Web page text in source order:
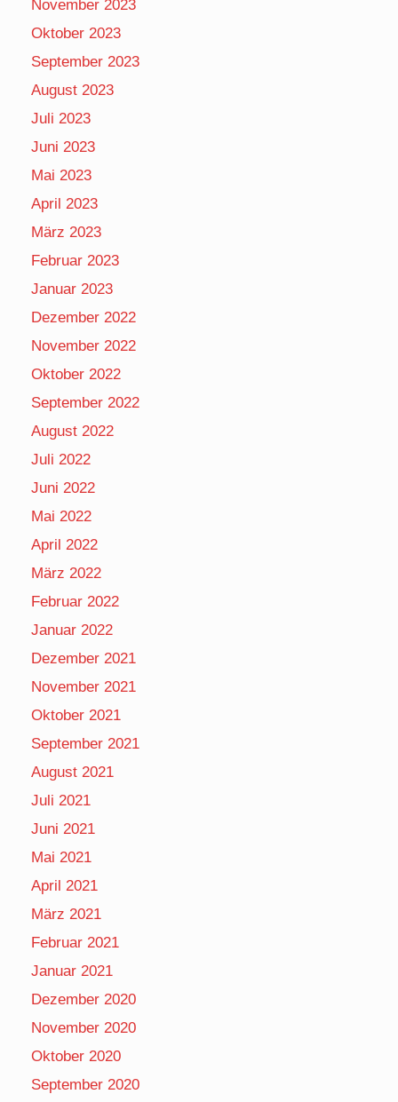
November 2023
Oktober 2023
September 2023
August 2023
Juli 2023
Juni 2023
Mai 2023
April 2023
März 2023
Februar 2023
Januar 2023
Dezember 2022
November 2022
Oktober 2022
September 2022
August 2022
Juli 2022
Juni 2022
Mai 2022
April 2022
März 2022
Februar 2022
Januar 2022
Dezember 2021
November 2021
Oktober 2021
September 2021
August 2021
Juli 2021
Juni 2021
Mai 2021
April 2021
März 2021
Februar 2021
Januar 2021
Dezember 2020
November 2020
Oktober 2020
September 2020